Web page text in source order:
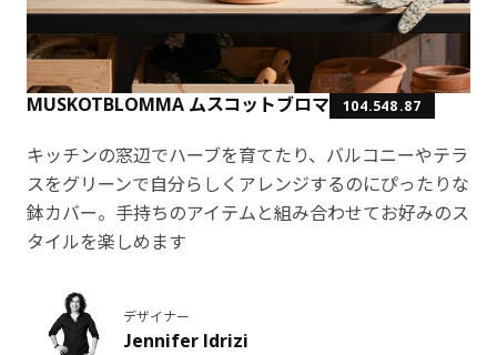
MUSKOTBLOMMA ムスコットブロマ 104.548.87
キッチンの窓辺でハーブを育てたり、バルコニーやテラ
スをグリーンで自分らしくアレンジするのにぴったりな
鉢カバー。手持ちのアイテムと組み合わせてお好みのス
タイルを楽しめます
デザイナー
Jennifer Idrizi